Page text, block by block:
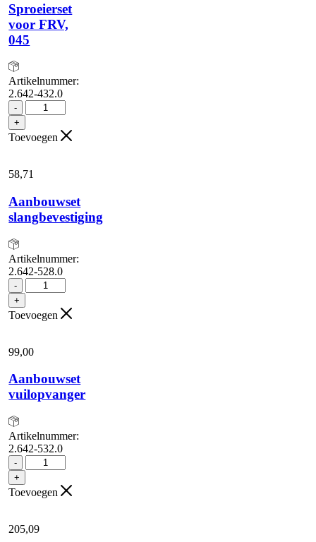
Sproeierset
voor FRV,
045
Artikelnummer:
2.642-432.0
-
Sproeierset
voor
FRV,
045
+
Toevoegen
58,71
Aanbouwset
slangbevestiging
Artikelnummer:
2.642-528.0
-
Aanbouwset
slangbevestiging
aantal
+
Toevoegen
99,00
Aanbouwset
vuilopvanger
Artikelnummer:
2.642-532.0
-
Aanbouwset
vuilopvanger
aantal
+
Toevoegen
205,09